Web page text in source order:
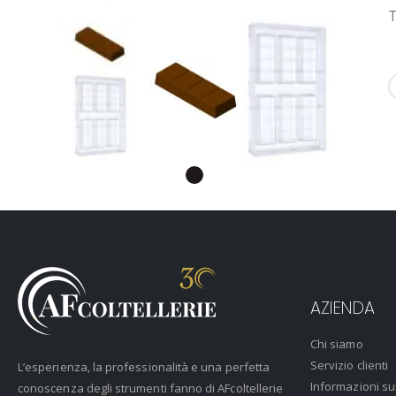
L’esperienza, la professionalità e una perfetta
conoscenza degli strumenti fanno di AFcoltellerie
AZIENDA
Chi siamo
Servizio clienti
Informazioni